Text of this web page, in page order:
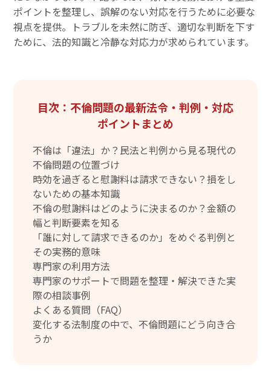
ポイントを整理し、誤解のない対応を行うために必要な
視点を提供。トラブルを未然に防ぎ、適切な判断を下す
ために、法的知識と冷静な対応力が求められています。
目次：不倫問題の最新法令・判例・対応
ポイントまとめ
不倫は「違法」か？民法と判例から見る現代の
不倫問題の位置づけ
時効を過ぎると慰謝料は請求できない？損をし
ないための基本知識
不倫の慰謝料はどのように決まるのか？金額の
幅と判断要素を知る
「誰に対して請求できるのか」をめぐる判例と
その実務的意味
専門家の利用方法
専門家のサポートで問題を整理・解決できた実
際の相談事例
よくある質問（FAQ）
変化する法制度の中で、不倫問題にどう向き合
うか